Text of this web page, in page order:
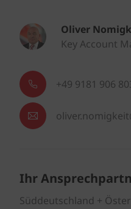
Oliver
Key Account
+49 9181 906
Ihr
Süddeutschland +